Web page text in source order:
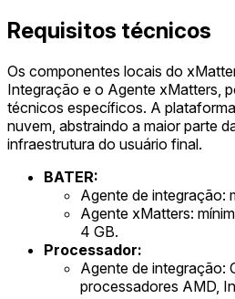
Requisitos técnicos
Os componentes locais do
Integração e o Agente xMatters,
técnicos específicos. A
nuvem, abstraindo a maior parte
infraestrutura do usuário final.
BATER:
Agente de integração:
Agente xMatters:
4 GB.
Processador:
Agente de integração:
processadores AMD,